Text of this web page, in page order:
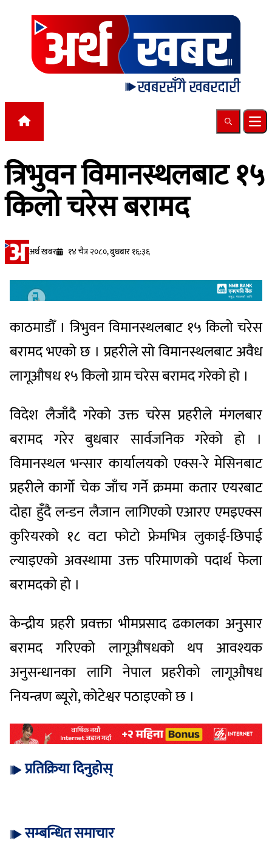
Skip to content
Search
त्रिभुवन विमानस्थलबाट १५
किलो चरेस बरामद
अर्थ खबर १४ चैत्र २०८०, बुधबार १६:३६
काठमाडौँ । त्रिभुवन विमानस्थलबाट १५ किलो चरेस
बरामद भएको छ । प्रहरीले सो विमानस्थलबाट अवैध
लागूऔषध १५ किलो ग्राम चरेस बरामद गरेको हो ।
विदेश लैजाँदै गरेको उक्त चरेस प्रहरीले मंगलबार
बरामद गरेर बुधबार सार्वजनिक गरेको हो ।
विमानस्थल भन्सार कार्यालयको एक्स-रे मेसिनबाट
प्रहरीले कार्गो चेक जाँच गर्ने क्रममा कतार एयरबाट
दोहा हुँदै लन्डन लैजान लागिएको एआरए एमइएक्स
कुरियरको १८ वटा फोटो फ्रेमभित्र लुकाई-छिपाई
ल्याइएको अवस्थामा उक्त परिमाणको पदार्थ फेला
बरामदको हो ।
केन्द्रीय प्रहरी प्रवक्ता भीमप्रसाद ढकालका अनुसार
बरामद गरिएको लागूऔषधको थप आवश्यक
अनुसन्धानका लागि नेपाल प्रहरीको लागूऔषध
नियन्त्रण ब्यूरो, कोटेश्वर पठाइएको छ ।
प्रतिक्रिया दिनुहोस्
सम्बन्धित समाचार